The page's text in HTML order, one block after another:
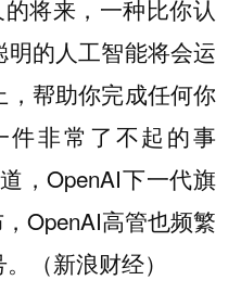
的将来，一种比你认
的人工智能将会运
帮助你完成任何你
非常了不起的事
，OpenAI下一代旗
OpenAI高管也频繁
（新浪财经）